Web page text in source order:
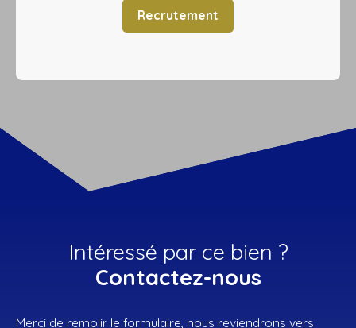
Recrutement
Intéressé par ce bien ?
Contactez-nous
Merci de remplir le formulaire, nous reviendrons vers